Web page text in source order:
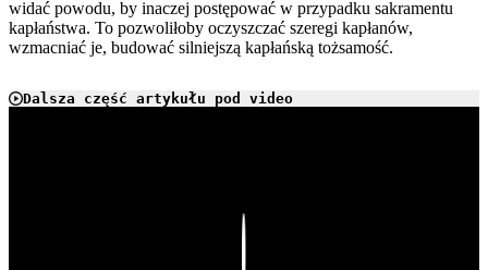
widać powodu, by inaczej postępować w przypadku sakramentu
kapłaństwa. To pozwoliłoby oczyszczać szeregi kapłanów,
wzmacniać je, budować silniejszą kapłańską tożsamość.
Dalsza część artykułu pod video